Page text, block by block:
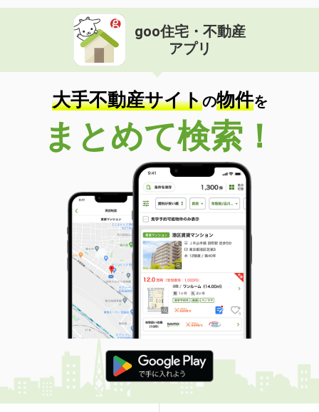
goo住宅・不動産
アプリ
大手不動産サイトの物件を
まとめて検索！